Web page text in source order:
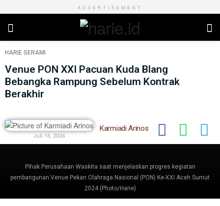
ADVERTISEMENT
HARIE SERAMI
Venue PON XXI Pacuan Kuda Blang
Bebangka Rampung Sebelum Kontrak
Berakhir
Karmiadi Arinos
Juli 16, 2024
Pihak Perusahaan Waskita saat menjelaskan progres kegiatan
pembangunan Venue Pekan Olahraga Nasional (PON) Ke-XXI Aceh Sumut
2024 (Photo/Harie)